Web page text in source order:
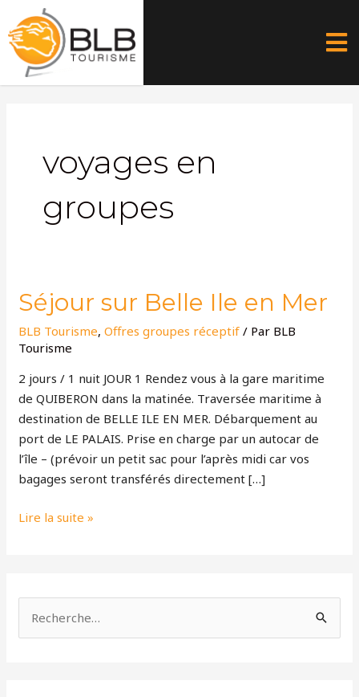
au
contenu
voyages en
groupes
Séjour sur Belle Ile en Mer
BLB Tourisme,Offres groupes réceptif / Par BLB
Tourisme
2 jours / 1 nuit JOUR 1 Rendez vous à la gare maritime
de QUIBERON dans la matinée. Traversée maritime à
destination de BELLE ILE EN MER. Débarquement au
port de LE PALAIS. Prise en charge par un autocar de
l’île – (prévoir un petit sac pour l’après midi car vos
bagages seront transférés directement […]
Séjour
sur
Belle
Ile
en
Mer
Lire la suite »